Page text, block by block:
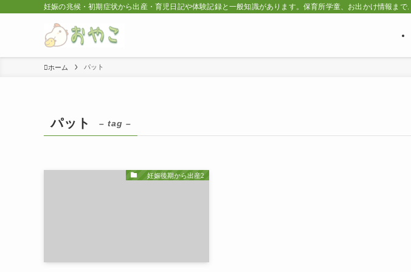
妊娠の兆候・初期症状から出産・育児日記や体験記録と一般知識があります。保育所学童、お出かけ情報まで。
ホーム パット
パット – tag –
妊娠後期から出産2